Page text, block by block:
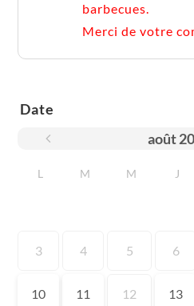
barbecues.
Merci de votre
Date
août
L M M J
3 4 5 6
10 11 12 13